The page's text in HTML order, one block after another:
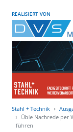
REALISIERT VON
Stahl + Technik
Üble Nachrede per
führen